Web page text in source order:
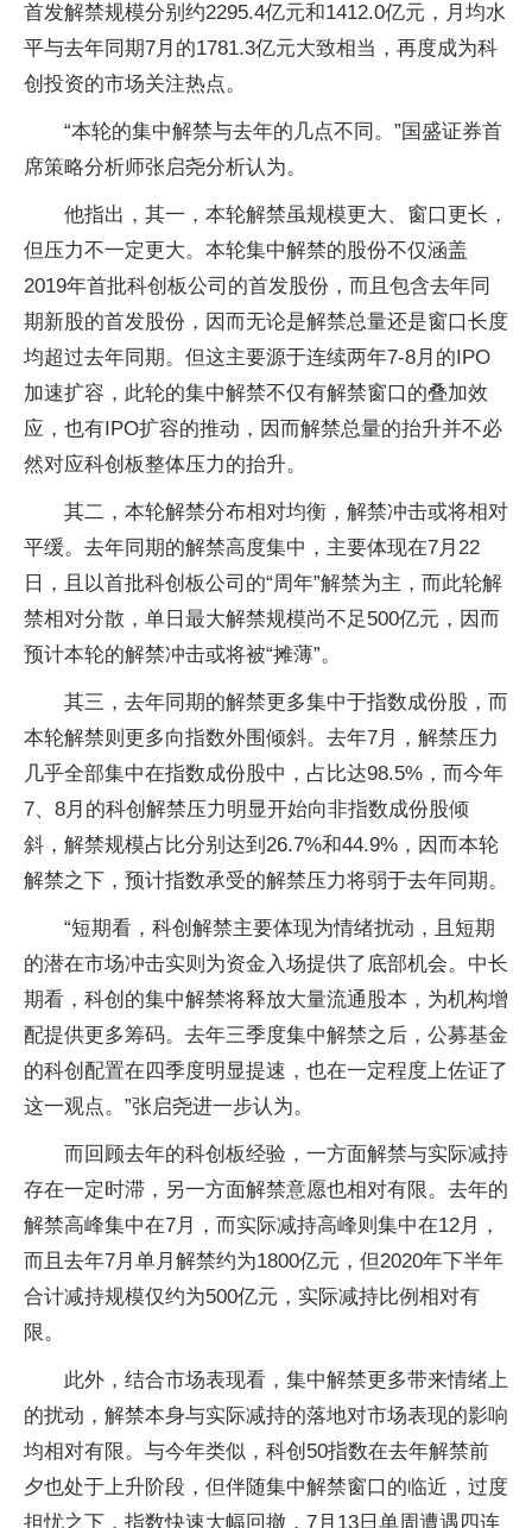
首发解禁规模分别约2295.4亿元和1412.0亿元，月均水
平与去年同期7月的1781.3亿元大致相当，再度成为科
创投资的市场关注热点。
“本轮的集中解禁与去年的几点不同。”国盛证券首
席策略分析师张启尧分析认为。
他指出，其一，本轮解禁虽规模更大、窗口更长，
但压力不一定更大。本轮集中解禁的股份不仅涵盖
2019年首批科创板公司的首发股份，而且包含去年同
期新股的首发股份，因而无论是解禁总量还是窗口长度
均超过去年同期。但这主要源于连续两年7-8月的IPO
加速扩容，此轮的集中解禁不仅有解禁窗口的叠加效
应，也有IPO扩容的推动，因而解禁总量的抬升并不必
然对应科创板整体压力的抬升。
其二，本轮解禁分布相对均衡，解禁冲击或将相对
平缓。去年同期的解禁高度集中，主要体现在7月22
日，且以首批科创板公司的“周年”解禁为主，而此轮解
禁相对分散，单日最大解禁规模尚不足500亿元，因而
预计本轮的解禁冲击或将被“摊薄”。
其三，去年同期的解禁更多集中于指数成份股，而
本轮解禁则更多向指数外围倾斜。去年7月，解禁压力
几乎全部集中在指数成份股中，占比达98.5%，而今年
7、8月的科创解禁压力明显开始向非指数成份股倾
斜，解禁规模占比分别达到26.7%和44.9%，因而本轮
解禁之下，预计指数承受的解禁压力将弱于去年同期。
“短期看，科创解禁主要体现为情绪扰动，且短期
的潜在市场冲击实则为资金入场提供了底部机会。中长
期看，科创的集中解禁将释放大量流通股本，为机构增
配提供更多筹码。去年三季度集中解禁之后，公募基金
的科创配置在四季度明显提速，也在一定程度上佐证了
这一观点。”张启尧进一步认为。
而回顾去年的科创板经验，一方面解禁与实际减持
存在一定时滞，另一方面解禁意愿也相对有限。去年的
解禁高峰集中在7月，而实际减持高峰则集中在12月，
而且去年7月单月解禁约为1800亿元，但2020年下半年
合计减持规模仅约为500亿元，实际减持比例相对有
限。
此外，结合市场表现看，集中解禁更多带来情绪上
的扰动，解禁本身与实际减持的落地对市场表现的影响
均相对有限。与今年类似，科创50指数在去年解禁前
夕也处于上升阶段，但伴随集中解禁窗口的临近，过度
担忧之下，指数快速大幅回撤，7月13日单周遭遇四连